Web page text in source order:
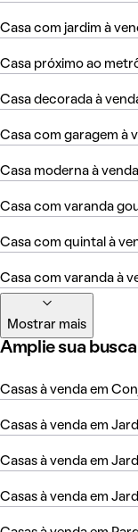
Casa com jardim à
Casa próximo ao
Casa decorada à
Casa com garagem à
Casa moderna à venda
Casa com varanda
Casa com quintal à
Casa com varanda à
Mostrar mais
Amplie sua
Casas à venda em
Casas à venda em
Casas à venda em
Casas à venda em